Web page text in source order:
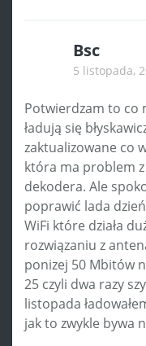
Bsc
5 listopada,
Potwierdzam to co
ładują się
zaktualizowane co
która ma problem
dekodera. Ale
poprawić lada
WiFi które działa
rozwiązaniu z
ponizej 50 Mbitów
25 czyli dwa razy
listopada
jak to zwykle bywa